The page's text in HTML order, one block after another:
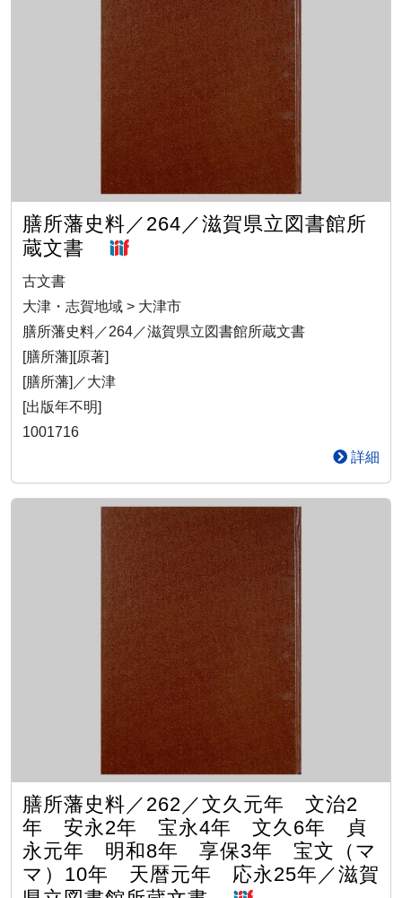
膳所藩史料／264／滋賀県立図書館所
蔵文書
古文書
大津・志賀地域 > 大津市
膳所藩史料／264／滋賀県立図書館所蔵文書
[膳所藩][原著]
[膳所藩]／大津
[出版年不明]
1001716
詳細
膳所藩史料／262／文久元年 文治2
年 安永2年 宝永4年 文久6年 貞
永元年 明和8年 享保3年 宝文（マ
マ）10年 天暦元年 応永25年／滋賀